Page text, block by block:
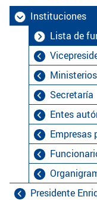
Instituciones
Ministerios
Secretaría
Entes
Empresas
Lista de
Presidente